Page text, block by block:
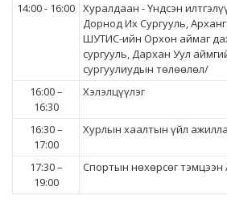
14:00 - 16:00 Хуралдаан - Үндсэн
Дорнод Их Сургууль,
ШУТИС-ийн Орхон аймаг
сургууль, Дархан Уул
сургуулиудын төлөөлөл/
16:00 –
16:30
Хэлэлцүүлэг
16:30 –
17:00
Хурлын хаалтын үйл
17:30 –
19:00
Спортын нөхөрсөг